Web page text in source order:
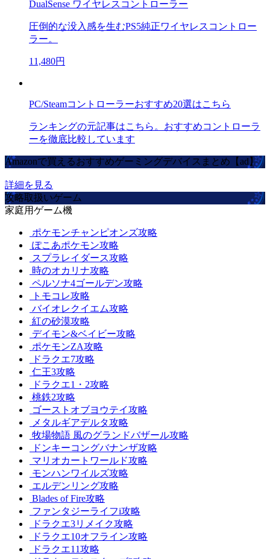
DualSense ワイヤレスコントローラー
圧倒的な没入感を生むPS5純正ワイヤレスコントロー
ラー。
11,480円
PC/Steamコントローラーおすすめ20選はこちら
ランキングの元記事はこちら。おすすめコントローラ
ーを徹底比較しています
Amazonで買えるおすすめゲーミングデバイスまとめ【ad】
詳細を見る
攻略取扱いゲーム
家庭用ゲーム機
ポケモンチャンピオンズ攻略
ぽこあポケモン攻略
スプラレイダース攻略
時のオカリナ攻略
ペルソナ4ゴールデン攻略
トモコレ攻略
バイオレクイエム攻略
紅の砂漠攻略
デイモン&ベイビー攻略
ポケモンZA攻略
ドラクエ7攻略
仁王3攻略
ドラクエ1・2攻略
桃鉄2攻略
ゴーストオブヨウテイ攻略
メタルギアデルタ攻略
牧場物語 風のグランドバザール攻略
ドンキーコングバナンザ攻略
マリオカートワールド攻略
モンハンワイルズ攻略
エルデンリング攻略
Blades of Fire攻略
ファンタジーライフi攻略
ドラクエ3リメイク攻略
ドラクエ10オフライン攻略
ドラクエ11攻略